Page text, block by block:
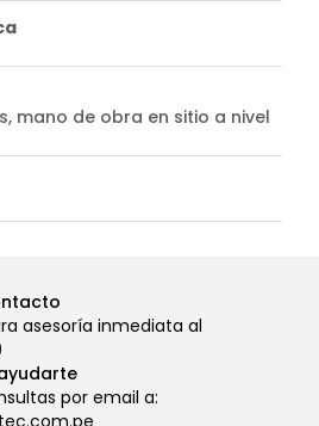
mano de obra en sitio a nivel
asesoría inmediata al
por email a: